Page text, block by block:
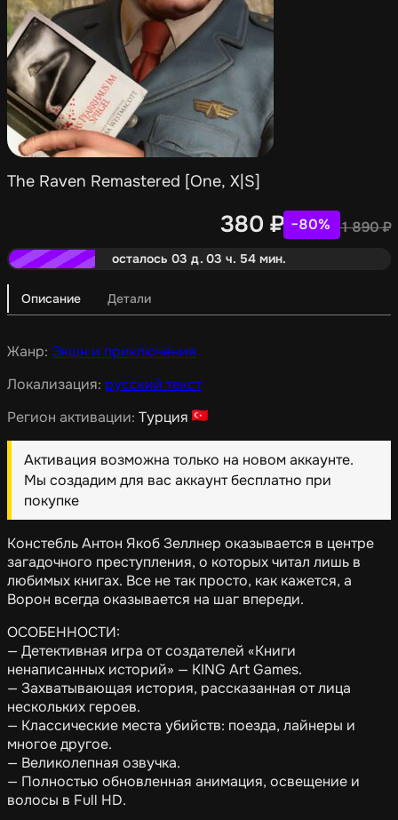
The Raven Remastered [One, X|S]
380 ₽ −80% 1 890₽
осталось 03 д. 03 ч. 54 мин.
Описание Детали
Жанр: Экшн и приключения
Локализация: русский текст
Регион активации: Турция
Активация возможна только на новом аккаунте.
Мы создадим для вас аккаунт бесплатно при
покупке
Констебль Антон Якоб Зеллнер оказывается в центре
загадочного преступления, о которых читал лишь в
любимых книгах. Все не так просто, как кажется, а
Ворон всегда оказывается на шаг впереди.
ОСОБЕННОСТИ:
— Детективная игра от создателей «Книги
ненаписанных историй» — KING Art Games.
— Захватывающая история, рассказанная от лица
нескольких героев.
— Классические места убийств: поезда, лайнеры и
многое другое.
— Великолепная озвучка.
— Полностью обновленная анимация, освещение и
волосы в Full HD.